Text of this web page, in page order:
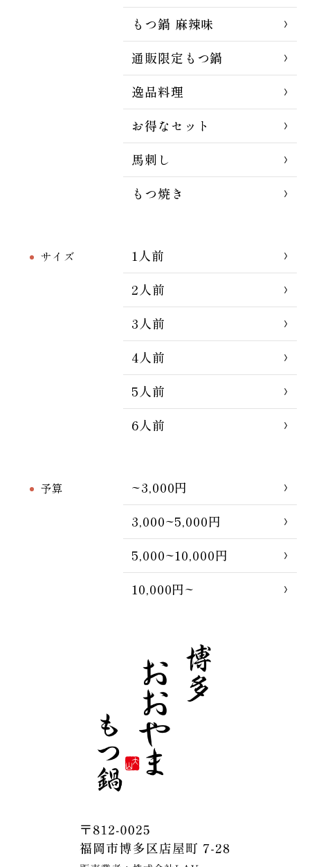
もつ鍋 麻辣味
通販限定もつ鍋
逸品料理
お得なセット
馬刺し
もつ焼き
サイズ
1人前
2人前
3人前
4人前
5人前
6人前
予算
~3,000円
3,000~5,000円
5,000~10,000円
10,000円~